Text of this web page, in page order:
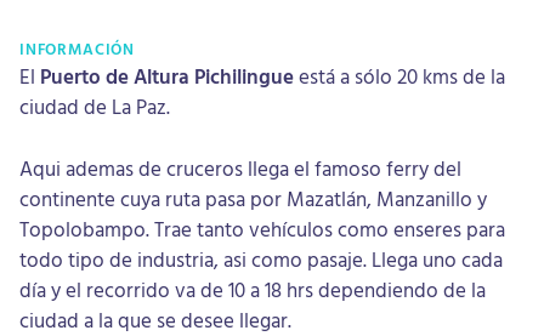
INFORMACIÓN
El Puerto de Altura Pichilingueestá a sólo 20 kms de la
ciudad de La Paz.
Aqui ademas de cruceros llega el famoso ferry del
continente cuya ruta pasa por Mazatlán, Manzanillo y
Topolobampo. Trae tanto vehículos como enseres para
todo tipo de industria, asi como pasaje. Llega uno cada
día y el recorrido va de 10 a 18 hrs dependiendo de la
ciudad a la que se desee llegar.